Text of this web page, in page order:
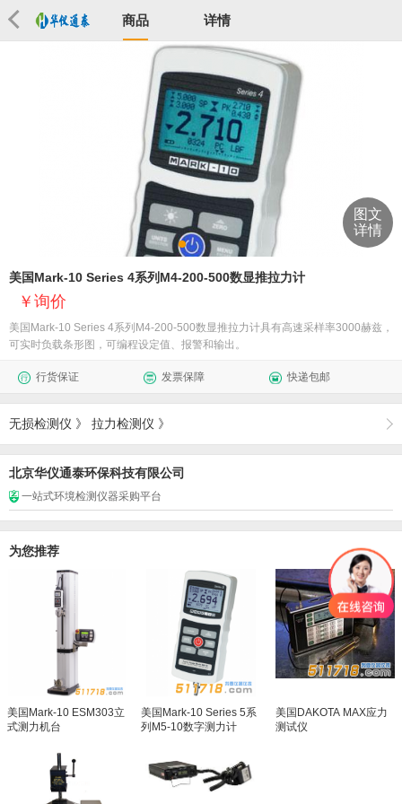
商品 详情
图文
详情
美国Mark-10 Series 4系列M4-200-500数显推拉力计
询价
美国Mark-10 Series 4系列M4-200-500数显推拉力计具有高速采样率3000赫兹，
可实时负载条形图，可编程设定值、报警和输出。
行货保证 发票保障 快递包邮
无损检测仪 》 拉力检测仪 》
北京华仪通泰环保科技有限公司
一站式环境检测仪器采购平台
为您推荐
美国Mark-10 ESM303立
式测力机台
美国Mark-10 Series 5系
列M5-10数字测力计
美国DAKOTA MAX应力
测试仪